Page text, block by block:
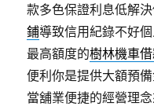
款多色保證利息低解
鋪導致信用紀錄不好
最高額度的樹林機車
便利你是提供大額預
當舖業便捷的經營理